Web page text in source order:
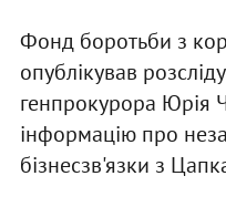
Фонд боротьби з
опублікував
генпрокурора Юрія
інформацію про
бізнесзв'язки з